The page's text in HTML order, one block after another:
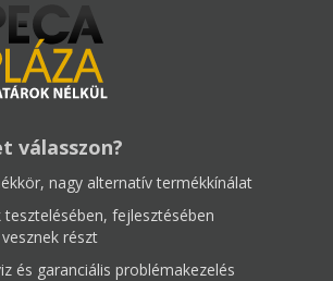
válasszon?
nagy alternatív termékkínálat
tesztelésében, fejlesztésében
részt
és garanciális problémakezelés